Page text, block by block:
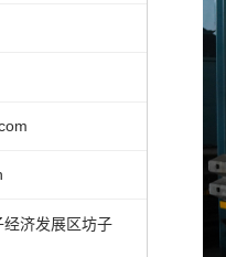
济发展区坊子